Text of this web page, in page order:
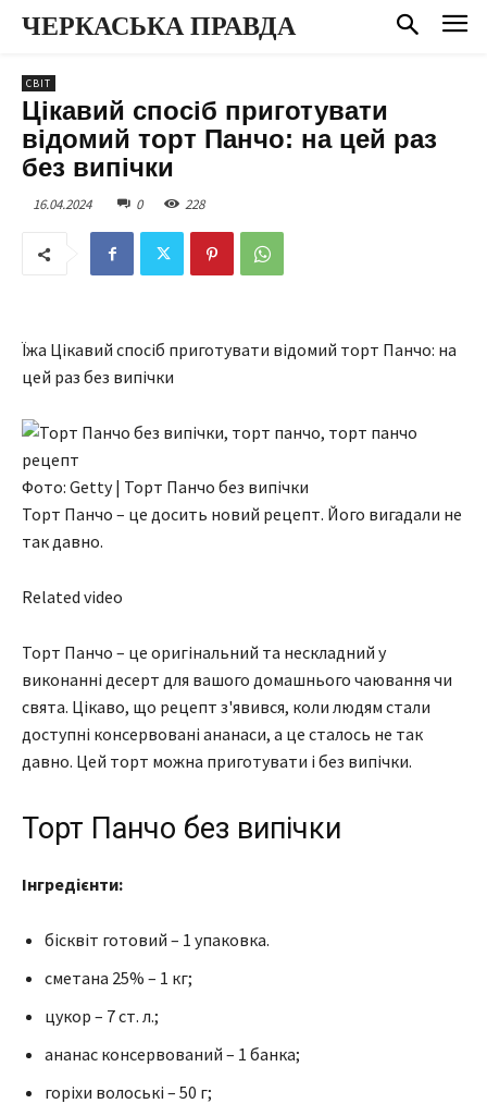
ЧЕРКАСЬКА ПРАВДА
СВІТ
Цікавий спосіб приготувати
відомий торт Панчо: на цей раз
без випічки
16.04.2024 0 228
Їжа Цікавий спосіб приготувати відомий торт Панчо: на
цей раз без випічки
Фото: Getty | Торт Панчо без випічки
Торт Панчо – це досить новий рецепт. Його вигадали не
так давно.
Related video
Торт Панчо – це оригінальний та нескладний у
виконанні десерт для вашого домашнього чаювання чи
свята. Цікаво, що рецепт з'явився, коли людям стали
доступні консервовані ананаси, а це сталось не так
давно. Цей торт можна приготувати і без випічки.
Торт Панчо без випічки
Інгредієнти:
бісквіт готовий – 1 упаковка.
сметана 25% – 1 кг;
цукор – 7 ст. л.;
ананас консервований – 1 банка;
горіхи волоські – 50 г;